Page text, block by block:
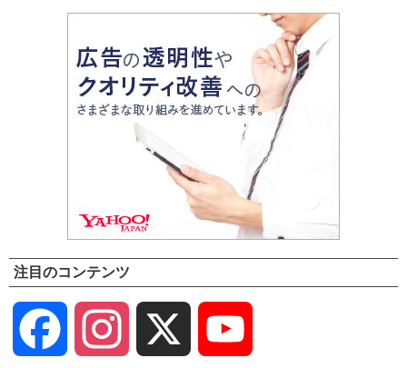
注目のコンテンツ
Facebook Instagram